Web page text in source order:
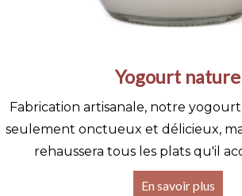
Yogourt nature
Fabrication artisanale, notre
seulement onctueux et délicieux,
rehaussera tous les plats qu'il
En savoir plus